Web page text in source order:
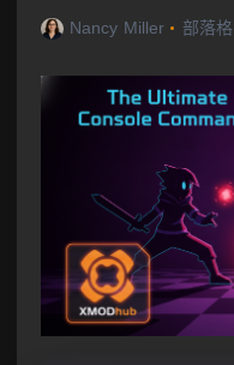
Nancy Miller 部落格